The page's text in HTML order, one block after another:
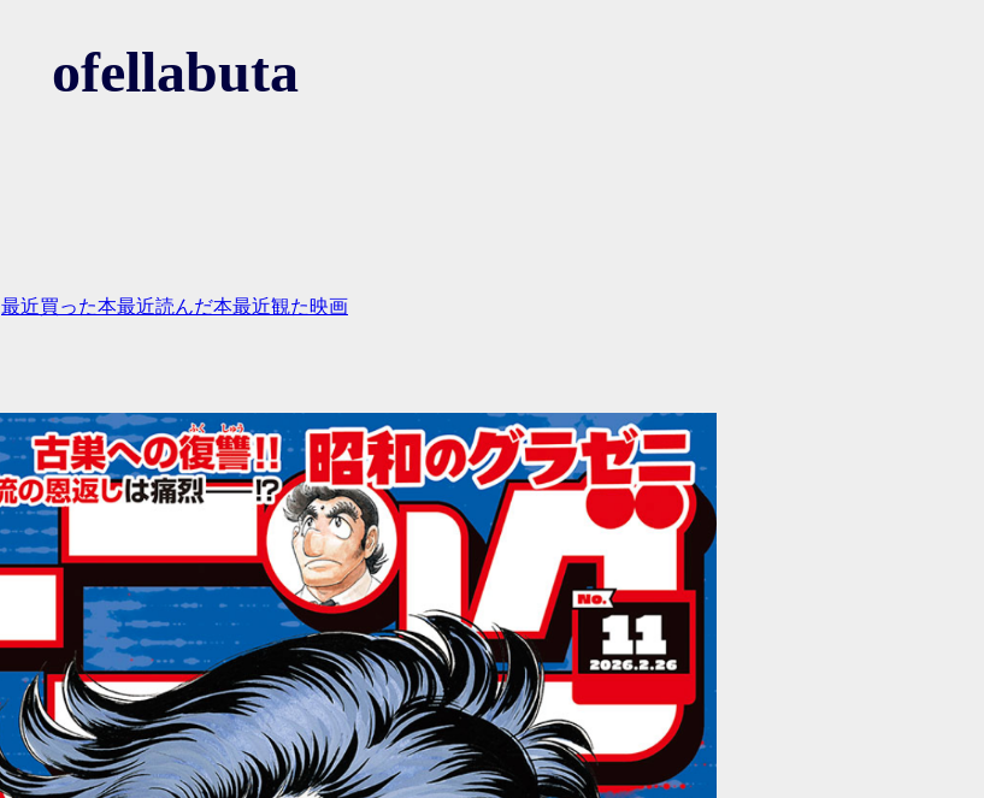
ofellabuta
最近買った本最近読んだ本最近観た映画